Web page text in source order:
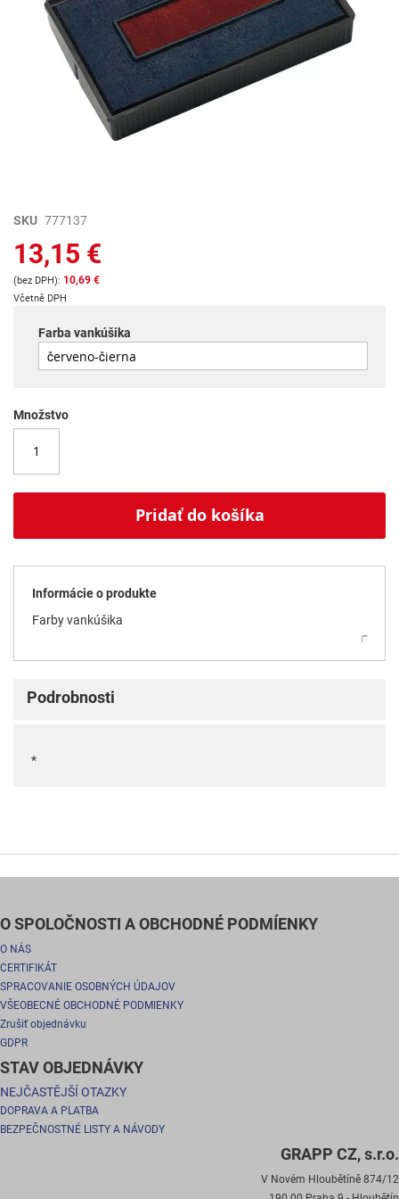
Preskočiť
začiatok
galérie
obrázkov
SKU 777137
13,15 €
10,69 €
Včetně DPH
Farba vankúšika
Množstvo
Pridať do košíka
Informácie o produkte
Farby vankúšika
Podrobnosti
*
O SPOLOČNOSTI A OBCHODNÉ PODMÍENKY
O NÁS
CERTIFIKÁT
SPRACOVANIE OSOBNÝCH ÚDAJOV
VŠEOBECNÉ OBCHODNÉ PODMIENKY
Zrušiť objednávku
GDPR
STAV OBJEDNÁVKY
NEJČASTĚJŠÍ OTAZKY
DOPRAVA A PLATBA
BEZPEČNOSTNÉ LISTY A NÁVODY
GRAPP CZ, s.r.o.
V Novém Hloubětíně 874/12